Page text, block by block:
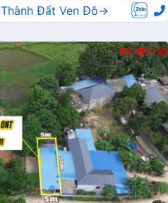
Thành Đất Ven Đô→
B 1130